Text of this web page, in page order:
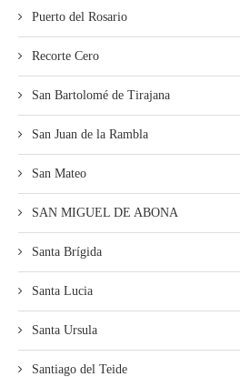
Puerto del Rosario
Recorte Cero
San Bartolomé de Tirajana
San Juan de la Rambla
San Mateo
SAN MIGUEL DE ABONA
Santa Brígida
Santa Lucia
Santa Ursula
Santiago del Teide